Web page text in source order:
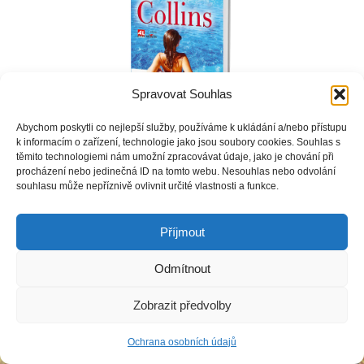
Spravovat Souhlas
Abychom poskytli co nejlepší služby, používáme k ukládání a/nebo přístupu
k informacím o zařízení, technologie jako jsou soubory cookies. Souhlas s
těmito technologiemi nám umožní zpracovávat údaje, jako je chování při
procházení nebo jedinečná ID na tomto webu. Nesouhlas nebo odvolání
souhlasu může nepříznivě ovlivnit určité vlastnosti a funkce.
Příjmout
Odmítnout
Zobrazit předvolby
Ochrana osobních údajů
SEO